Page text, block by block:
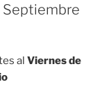
Septiembre
al Viernes de